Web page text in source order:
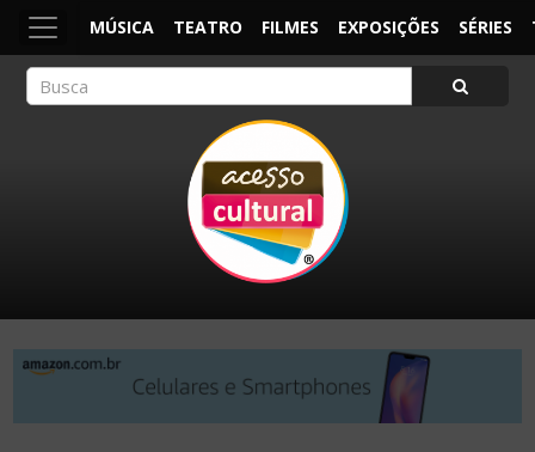
MÚSICA TEATRO FILMES EXPOSIÇÕES SÉRIES